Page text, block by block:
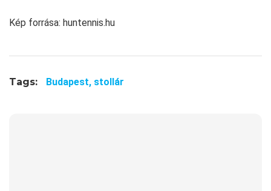
Kép forrása: huntennis.hu
Tags: Budapest, stollár